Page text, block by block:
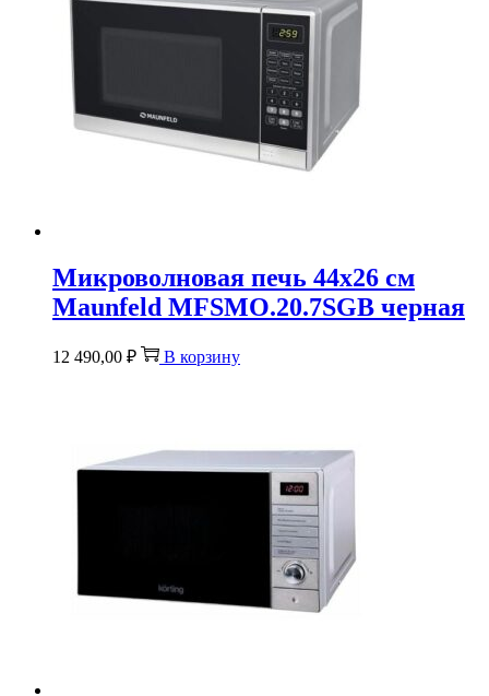
Микроволновая печь 44х26 см
Maunfeld MFSMO.20.7SGB черная
12 490,00 ₽ В корзину